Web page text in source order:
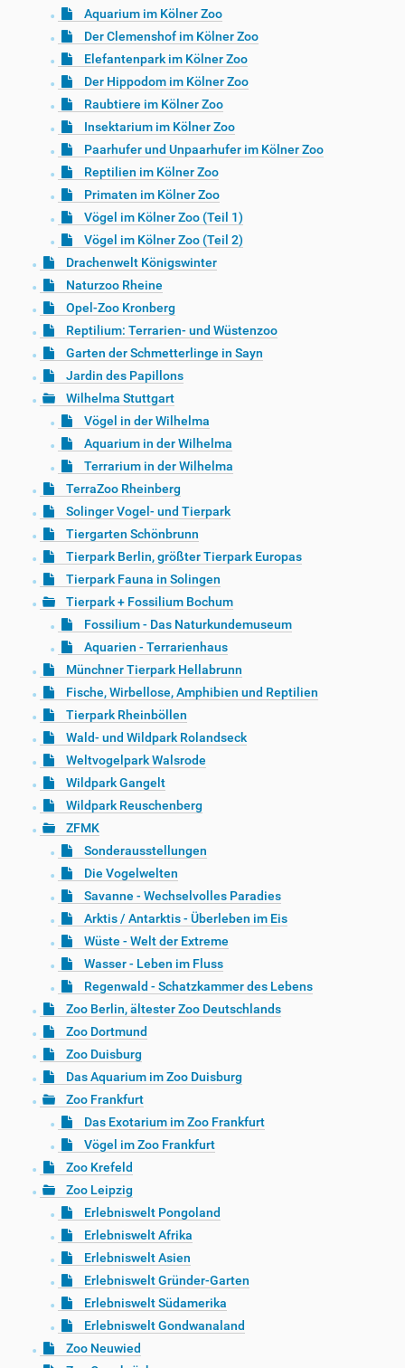
Aquarium im Kölner Zoo
Der Clemenshof im Kölner Zoo
Elefantenpark im Kölner Zoo
Der Hippodom im Kölner Zoo
Raubtiere im Kölner Zoo
Insektarium im Kölner Zoo
Paarhufer und Unpaarhufer im Kölner Zoo
Reptilien im Kölner Zoo
Primaten im Kölner Zoo
Vögel im Kölner Zoo (Teil 1)
Vögel im Kölner Zoo (Teil 2)
Drachenwelt Königswinter
Naturzoo Rheine
Opel-Zoo Kronberg
Reptilium: Terrarien- und Wüstenzoo
Garten der Schmetterlinge in Sayn
Jardin des Papillons
Wilhelma Stuttgart
Vögel in der Wilhelma
Aquarium in der Wilhelma
Terrarium in der Wilhelma
TerraZoo Rheinberg
Solinger Vogel- und Tierpark
Tiergarten Schönbrunn
Tierpark Berlin, größter Tierpark Europas
Tierpark Fauna in Solingen
Tierpark + Fossilium Bochum
Fossilium - Das Naturkundemuseum
Aquarien - Terrarienhaus
Münchner Tierpark Hellabrunn
Fische, Wirbellose, Amphibien und Reptilien
Tierpark Rheinböllen
Wald- und Wildpark Rolandseck
Weltvogelpark Walsrode
Wildpark Gangelt
Wildpark Reuschenberg
ZFMK
Sonderausstellungen
Die Vogelwelten
Savanne - Wechselvolles Paradies
Arktis / Antarktis - Überleben im Eis
Wüste - Welt der Extreme
Wasser - Leben im Fluss
Regenwald - Schatzkammer des Lebens
Zoo Berlin, ältester Zoo Deutschlands
Zoo Dortmund
Zoo Duisburg
Das Aquarium im Zoo Duisburg
Zoo Frankfurt
Das Exotarium im Zoo Frankfurt
Vögel im Zoo Frankfurt
Zoo Krefeld
Zoo Leipzig
Erlebniswelt Pongoland
Erlebniswelt Afrika
Erlebniswelt Asien
Erlebniswelt Gründer-Garten
Erlebniswelt Südamerika
Erlebniswelt Gondwanaland
Zoo Neuwied